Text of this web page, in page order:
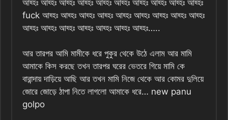
আহ্হঃ আহ্হঃ আহ্হঃ আহ্হঃ আহ্হঃ আহ্হঃ আহ্হঃ আহ্হঃ আহ্হঃ আহ্হঃ
fuck আহ্হঃ আহ্হঃ আহ্হঃ আহ্হঃ আহ্হঃ আহ্হঃ আহ্হঃ আহ্হঃ আহ্হঃ
আহ্হঃ আহ্হঃ আহ্হঃ আহ্হঃ আহ্হঃ আহ্হঃ আহ্হঃ…..
আর তারপর আমি মামীকে ধরে পুকুর থেকে উঠে এলাম আর মামি
আমাকে কিস করছে তখন তারপর ঘরের ভেতরে গিয়ে মামি কে
বারান্দায় দাড়িয়ে আছি আর তখন মামি নিজে থেকে আর কোমর দুলিয়ে
জোরে জোড়ে ঠাপা নিতে লাগলো আমাকে ধরে… new panu
golpo